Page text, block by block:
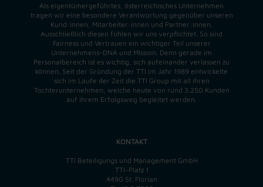
Als eigentümergeführtes, österreichisches Unternehmen
tragen wir eine besondere Verantwortung gegenüber unseren
Kund:innen, Mitarbeiter:innen und Partner:innen.
Ausschließlich diesen fühlen wir uns verpflichtet. So sind
Fairness und Vertrauen ein wichtiger Teil unserer
Unternehmens-DNA und Mission . Denn gerade im
Personalbereich ist es wichtig, sich aufeinander verlassen zu
können. Seit der Gründung der TTI im Jahr 1989 entwickelte
sich im Laufe der Zeit die TTI Group mit all ihren
Tochterunternehmen, welche heute von rund 3.250 Kunden
auf ihrem Erfolgsweg begleitet werden.
KONTAKT
TTI Beteiligungs und Management GmbH
TTI-Platz 1
4490 St. Florian